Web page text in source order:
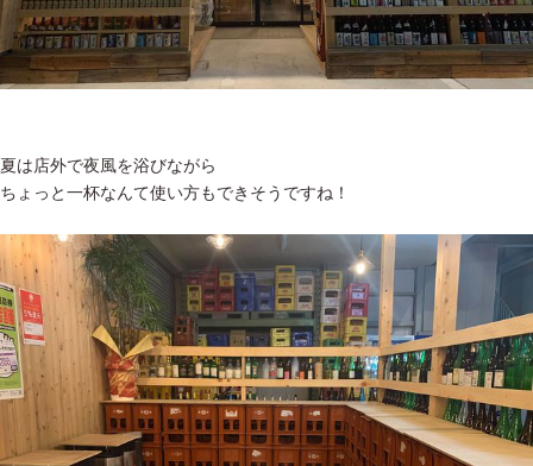
夏は店外で夜風を浴びながら
ちょっと一杯なんて使い方もできそうですね！